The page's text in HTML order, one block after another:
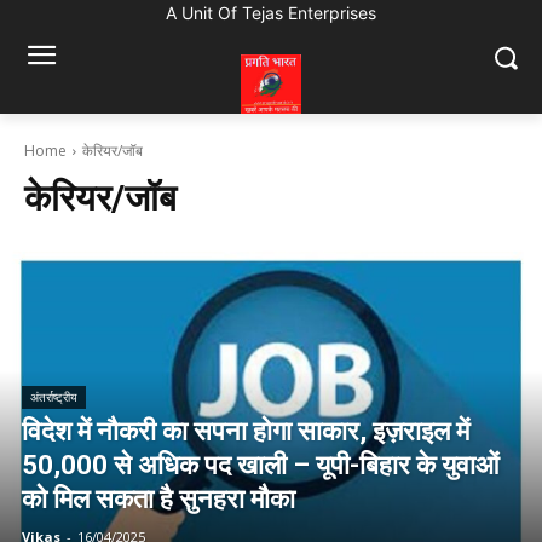
A Unit Of Tejas Enterprises
Home केरियर/जॉब
केरियर/जॉब
अंतर्राष्ट्रीय
विदेश में नौकरी का सपना होगा साकार, इज़राइल में
50,000 से अधिक पद खाली – यूपी-बिहार के युवाओं
को मिल सकता है सुनहरा मौका
Vikas - 16/04/2025